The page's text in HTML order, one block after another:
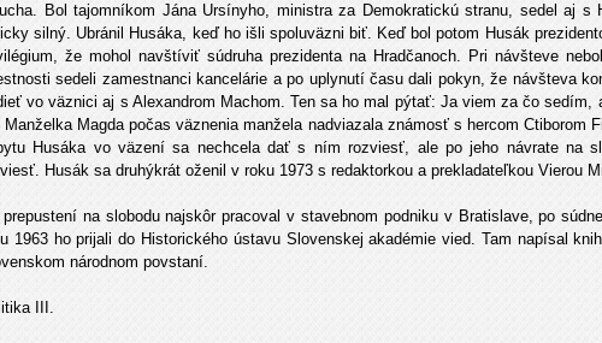
Bol tajomníkom Jána Ursínyho, ministra za Demokratickú stranu, sedel aj s
silný. Ubránil Husáka, keď ho išli spoluväzni biť. Keď bol potom Husák
že mohol navštíviť súdruha prezidenta na Hradčanoch. Pri návšteve
sedeli zamestnanci kancelárie a po uplynutí času dali pokyn, že návšteva
vo väznici aj s Alexandrom Machom. Ten sa ho mal pýtať: Ja viem za čo sedím,
Manželka Magda počas väznenia manžela nadviazala známosť s hercom Ctiborom
Husáka vo väzení sa nechcela dať s ním rozviesť, ale po jeho návrate na
Husák sa druhýkrát oženil v roku 1973 s redaktorkou a prekladateľkou Vierou
prepustení na slobodu najskôr pracoval v stavebnom podniku v Bratislave, po
1963 ho prijali do Historického ústavu Slovenskej akadémie vied. Tam napísal
národnom povstaní.
III.